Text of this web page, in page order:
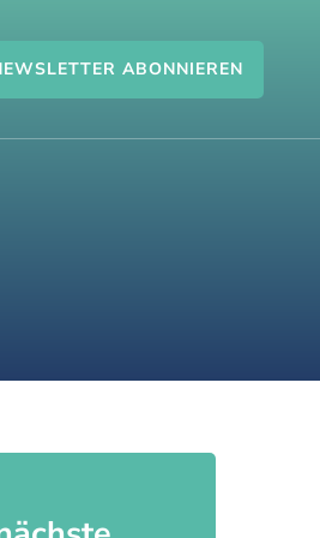
ABONNIEREN